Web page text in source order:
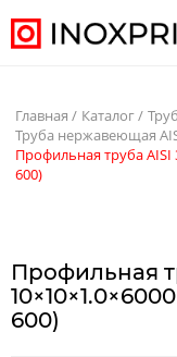
Главная Каталог
Труба нержавеющая
Профильная труба AISI
600)
Профильная
600)